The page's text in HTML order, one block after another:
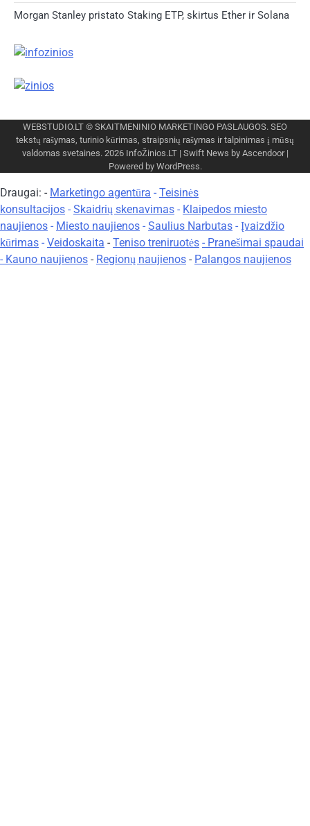
Morgan Stanley pristato Staking ETP, skirtus Ether ir Solana
WEBSTUDIO.LT © SKAITMENINIO MARKETINGO PASLAUGOS. SEO
tekstų rašymas, turinio kūrimas, straipsnių rašymas ir talpinimas į mūsų
valdomas svetaines. 2026 InfoŽinios.LT| Swift News by Ascendoor|
Powered by WordPress.
Draugai: - Marketingo agentūra - Teisinės
konsultacijos - Skaidrių skenavimas - Klaipedos miesto
naujienos - Miesto naujienos - Saulius Narbutas - Įvaizdžio
kūrimas - Veidoskaita - Teniso treniruotės - Pranešimai spaudai
- Kauno naujienos - Regionų naujienos - Palangos naujienos